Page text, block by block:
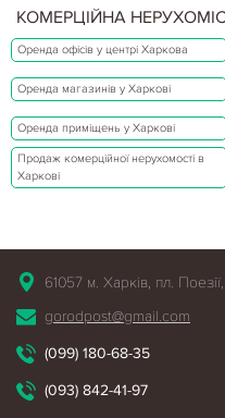
КОМЕРЦІЙНА
Оренда офісів у центрі Харкова
Оренда магазинів у Харкові
Оренда приміщень у Харкові
Продаж комерційної нерухомості в
Харкові
61057 м. Харків, пл.
gorodpost@gmail.com
(099) 180-68-35
(093) 842-41-97